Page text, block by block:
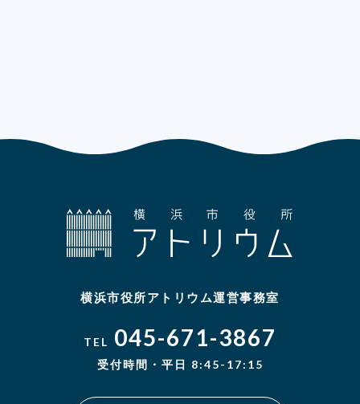
横浜市役所アトリウム運営事務室
TEL 045-671-3867
受付時間・平日 8:45-17:15